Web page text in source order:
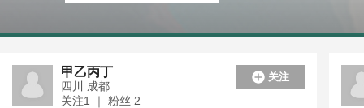
甲乙丙丁
四川 成都
关注1 ｜ 粉丝 2
关注